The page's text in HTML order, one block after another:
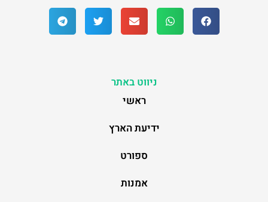
ניווט באתר
ראשי
ידיעת הארץ
ספורט
אמנות